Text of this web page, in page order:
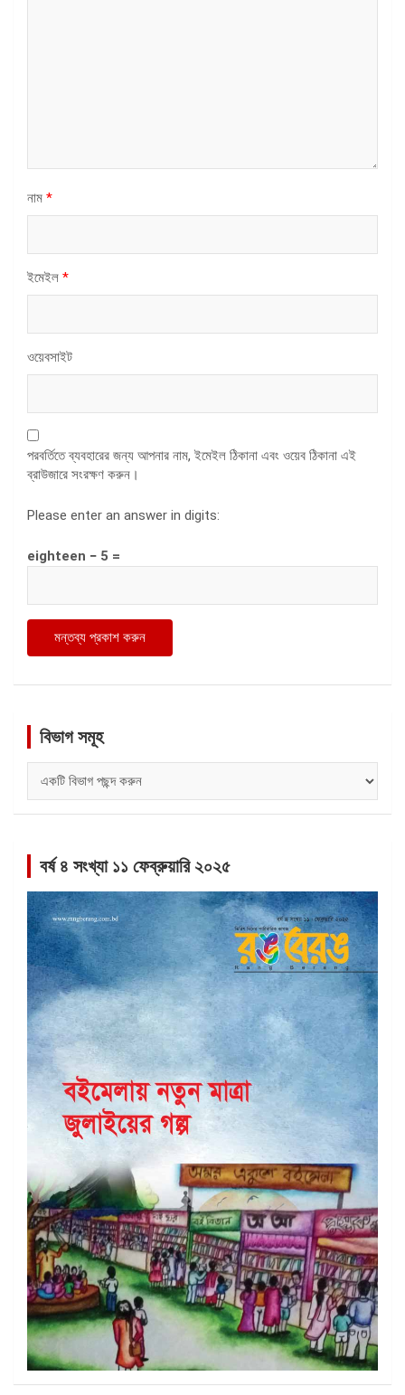
নাম *
ইমেইল *
ওয়েবসাইট
পরবর্তিতে ব্যবহারের জন্য আপনার নাম, ইমেইল ঠিকানা এবং ওয়েব ঠিকানা এই
ব্রাউজারে সংরক্ষণ করুন।
Please enter an answer in digits:
eighteen − 5 =
বিভাগ সমূহ
সমূহ
বর্ষ ৪ সংখ্যা ১১ ফেব্রুয়ারি ২০২৫